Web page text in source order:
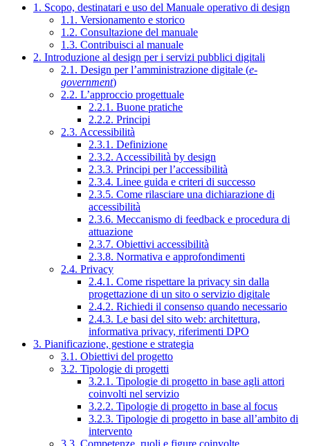
1. Scopo, destinatari e uso del Manuale operativo di design
1.1. Versionamento e storico
1.2. Consultazione del manuale
1.3. Contribuisci al manuale
2. Introduzione al design per i servizi pubblici digitali
2.1. Design per l’amministrazione digitale (e-
government)
2.2. L’approccio progettuale
2.2.1. Buone pratiche
2.2.2. Principi
2.3. Accessibilità
2.3.1. Definizione
2.3.2. Accessibilità by design
2.3.3. Principi per l’accessibilità
2.3.4. Linee guida e criteri di successo
2.3.5. Come rilasciare una dichiarazione di
accessibilità
2.3.6. Meccanismo di feedback e procedura di
attuazione
2.3.7. Obiettivi accessibilità
2.3.8. Normativa e approfondimenti
2.4. Privacy
2.4.1. Come rispettare la privacy sin dalla
progettazione di un sito o servizio digitale
2.4.2. Richiedi il consenso quando necessario
2.4.3. Le basi del sito web: architettura,
informativa privacy, riferimenti DPO
3. Pianificazione, gestione e strategia
3.1. Obiettivi del progetto
3.2. Tipologie di progetti
3.2.1. Tipologie di progetto in base agli attori
coinvolti nel servizio
3.2.2. Tipologie di progetto in base al focus
3.2.3. Tipologie di progetto in base all’ambito di
intervento
3.3. Competenze, ruoli e figure coinvolte